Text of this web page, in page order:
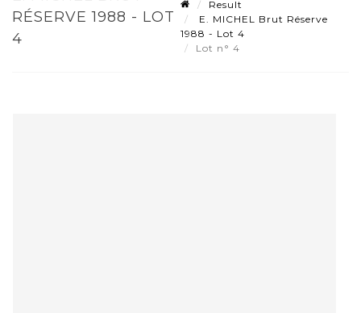
RÉSERVE 1988 - LOT
4
Result
E. MICHEL Brut Réserve
1988 - Lot 4
Lot n° 4